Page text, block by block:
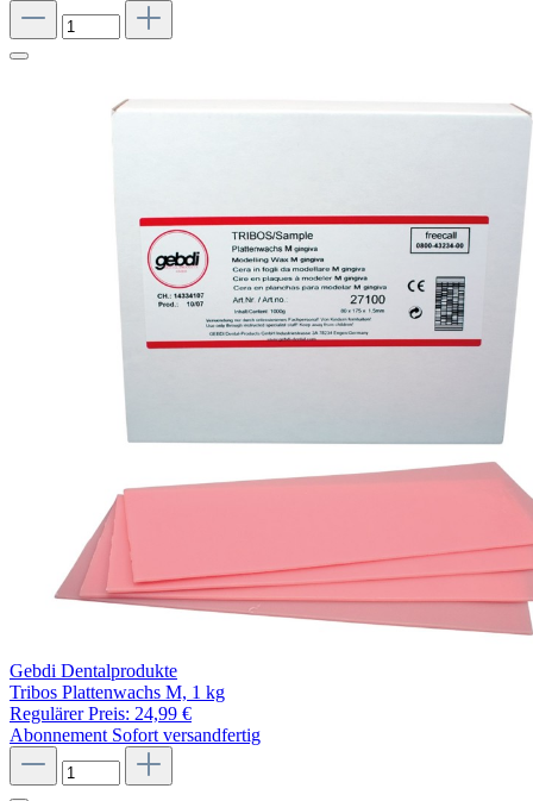
Gebdi Dentalprodukte
Tribos Plattenwachs M, 1 kg
Regulärer Preis: 24,99 €
Abonnement Sofort versandfertig